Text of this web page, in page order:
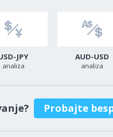
JPY
analiza
AUD-USD
analiza
Probajte